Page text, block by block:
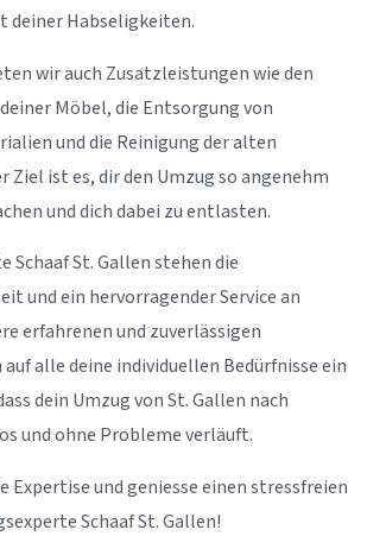
deiner Habseligkeiten.
wir auch Zusatzleistungen wie den
Möbel, die Entsorgung von
und die Reinigung der alten
Ziel ist es, dir den Umzug so angenehm
und dich dabei zu entlasten.
Schaaf St. Gallen stehen die
und ein hervorragender Service an
erfahrenen und zuverlässigen
alle deine individuellen Bedürfnisse ein
dein Umzug von St. Gallen nach
und ohne Probleme verläuft.
Expertise und geniesse einen stressfreien
Schaaf St. Gallen!